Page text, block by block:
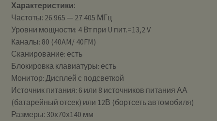
Характеристики:
Частоты: 26.965 — 27.405 МГц
Уровни мощности: 4 Вт при U пит.=13,2 V
Каналы: 80 (40AM/ 40FM)
Сканирование: есть
Блокировка клавиатуры: есть
Монитор: Дисплей с подсветкой
Источник питания: 6 или 8 источников питания АА
(батарейный отсек) или 12В (бортсеть автомобиля)
Размеры: 30х70х140 мм